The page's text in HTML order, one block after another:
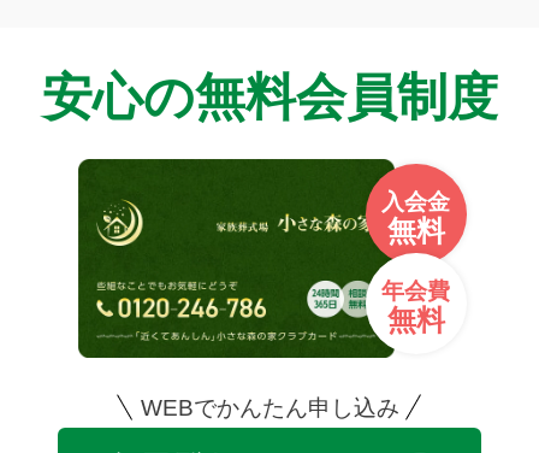
安心の無料会員制度
入会金
無料
年会費
無料
WEBでかんたん申し込み